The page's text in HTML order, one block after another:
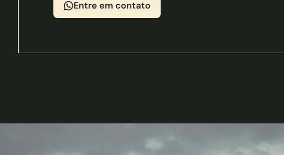
Entre em contato